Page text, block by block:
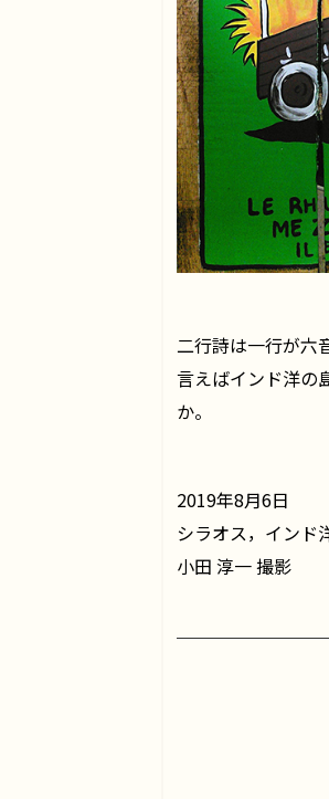
二行詩は一行が六
言えばインド洋の
か。
2019年8月6日
シラオス，インド
小田 淳一 撮影